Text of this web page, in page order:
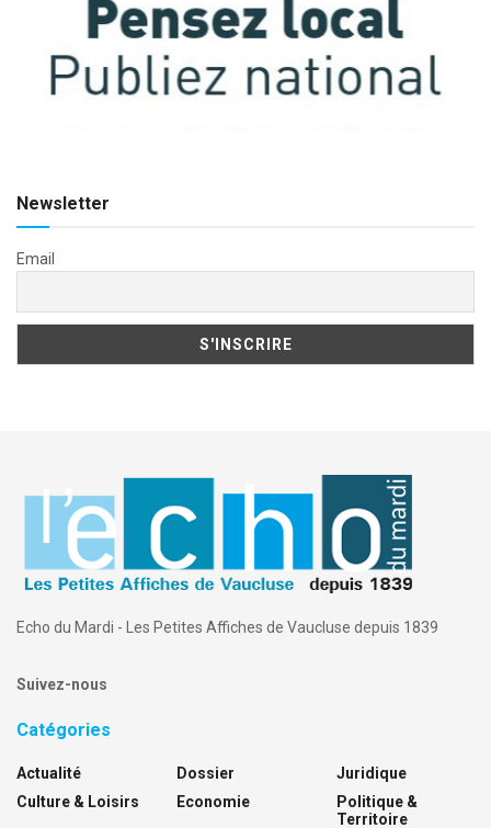
Newsletter
Email
Echo du Mardi - Les Petites Affiches de Vaucluse depuis 1839
Suivez-nous
Catégories
Actualité
Culture & Loisirs
Dossier
Economie
Juridique
Politique &
Territoire